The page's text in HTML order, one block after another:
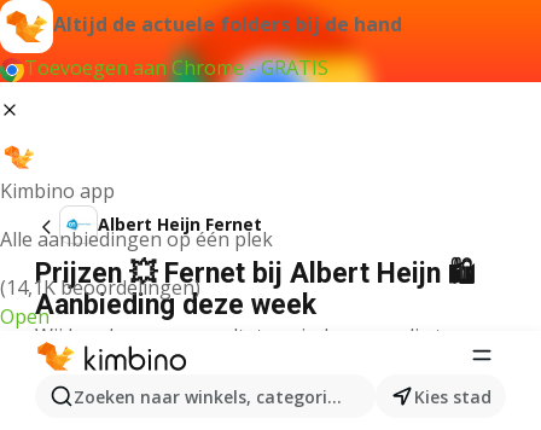
Altijd de actuele folders bij de hand
Toevoegen aan Chrome - GRATIS
Kimbino app
Alle aanbiedingen op één plek
(14,1K beoordelingen)
Open
Zoeken naar winkels, categorieën, producten...
Kies stad
Albert Heijn Fernet
Prijzen 💥 Fernet bij Albert Heijn 🛍️
Aanbieding deze week
Wij konden geen resultaten vinden voor die term.
Andere producten in winkels Albert
Heijn